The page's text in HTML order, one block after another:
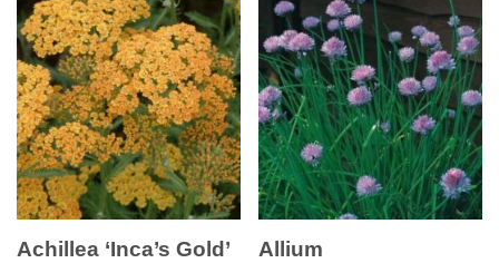
Achillea ‘Inca’s Gold’
Allium